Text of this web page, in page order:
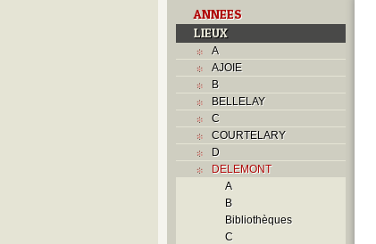
ANNEES
LIEUX
A
AJOIE
B
BELLELAY
C
COURTELARY
D
DELEMONT
A
B
Bibliothèques
C